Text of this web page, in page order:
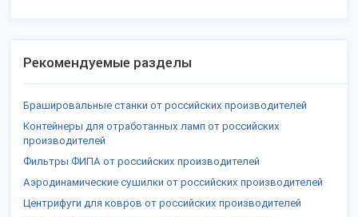
Рекомендуемые разделы
Брашировальные станки от российских производителей
Контейнеры для отработанных ламп от российских
производителей
Фильтры ФИПА от российских производителей
Аэродинамические сушилки от российских производителей
Центрифуги для ковров от российских производителей